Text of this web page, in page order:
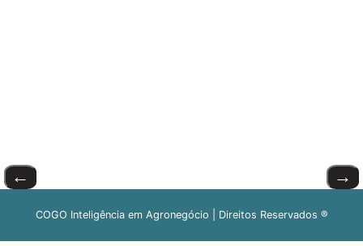
← →
COGO Inteligência em Agronegócio | Direitos Reservados ®